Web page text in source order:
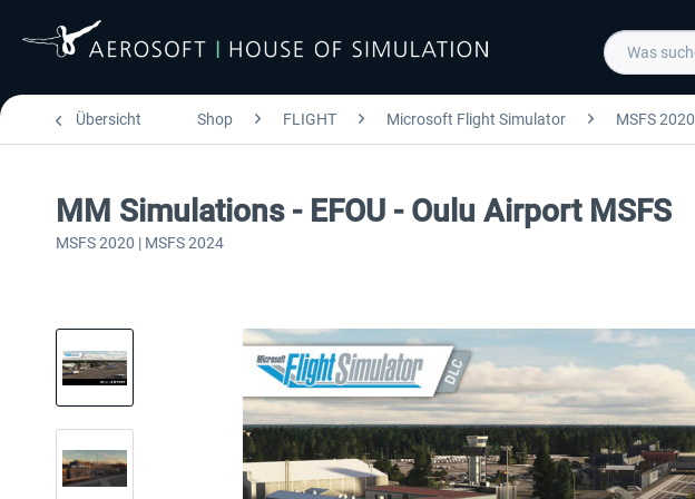
Übersicht Shop FLIGHT Microsoft Flight Simulator MSFS 2020
MM Simulations - EFOU - Oulu Airport MSFS
MSFS 2020 | MSFS 2024